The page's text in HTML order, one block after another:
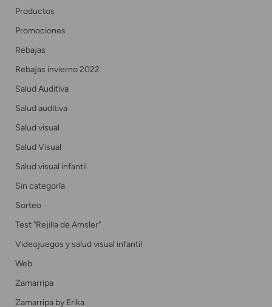
Productos
Promociones
Rebajas
Rebajas invierno 2022
Salud Auditiva
Salud auditiva
Salud visual
Salud Visual
Salud visual infantil
Sin categoría
Sorteo
Test "Rejilla de Amsler"
Videojuegos y salud visual infantil
Web
Zamarripa
Zamarripa by Erika